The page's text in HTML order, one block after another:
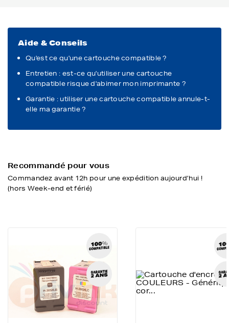
Aide & Conseils
Qu'est ce qu'une cartouche compatible ?
Entretien : est-ce qu'utiliser une cartouche
compatible risque d'abimer mon imprimante ?
Garantie : utiliser une cartouche compatible annule-t-
elle ma garantie ?
Recommandé pour vous
Commandez avant 12h pour une expédition aujourd’hui !
(hors Week-end et férié)